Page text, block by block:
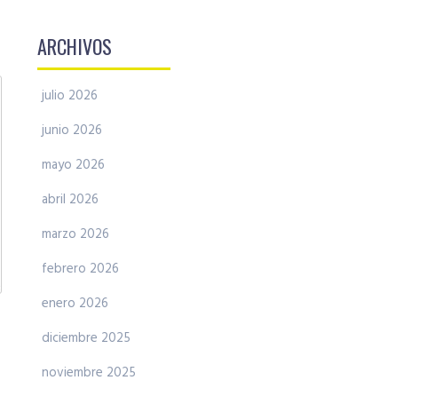
ARCHIVOS
julio 2026
junio 2026
mayo 2026
abril 2026
marzo 2026
febrero 2026
enero 2026
diciembre 2025
noviembre 2025